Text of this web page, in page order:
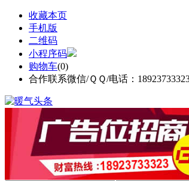
收藏本页
手机版
二维码
小程序码
购物车(0)
合作联系微信/ＱＱ/电话：